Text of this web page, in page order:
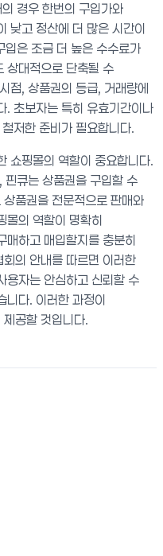
경우 한번의 구입가와
낮고 정산에 더 많은 시간이
입은 조금 더 높은 수수료가
상대적으로 단축될 수
점, 상품권의 등급, 거래량에
. 초보자는 특히 유효기간이나
저한 준비가 필요합니다.
쇼핑몰의 역할이 중요합니다.
핀큐는 상품권을 구입할 수
품권을 전문적으로 판매와
몰의 역할이 명확히
매하고 매입할지를 충분히
의 안내를 따르면 이러한
용자는 안심하고 신뢰할 수
니다. 이러한 과정이
공할 것입니다.